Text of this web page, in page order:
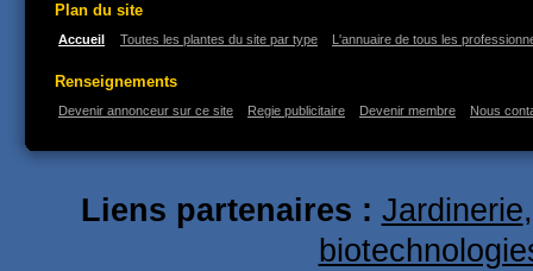
Plan du site
Accueil Toutes les plantes du site par type L'annuaire de tous les
Renseignements
Devenir annonceur sur ce site Regie publicitaire Devenir membre Nous
Liens partenaires : Jardinerie